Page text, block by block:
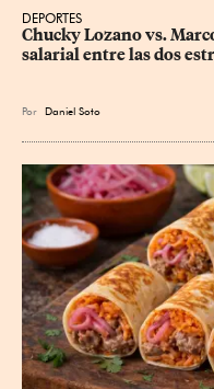
DEPORTES
Chucky Lozano vs.
salarial entre las dos
Por Daniel Soto